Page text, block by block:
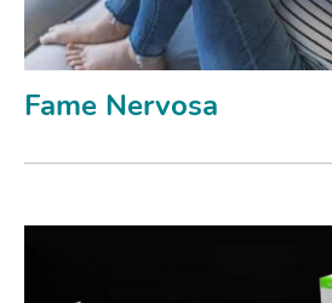
Fame Nervosa